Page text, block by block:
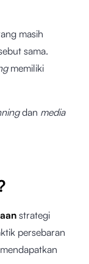
masih
sama.
memiliki
dan media
strategi
persebaran